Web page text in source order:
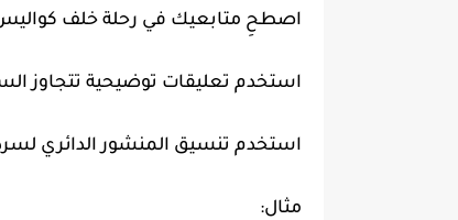
اصطحِ متابعيك في رحلة خلف كواليس
استخدم تعليقات توضيحية تتجاوز
استخدم تنسيق المنشور الدائري
مثال: